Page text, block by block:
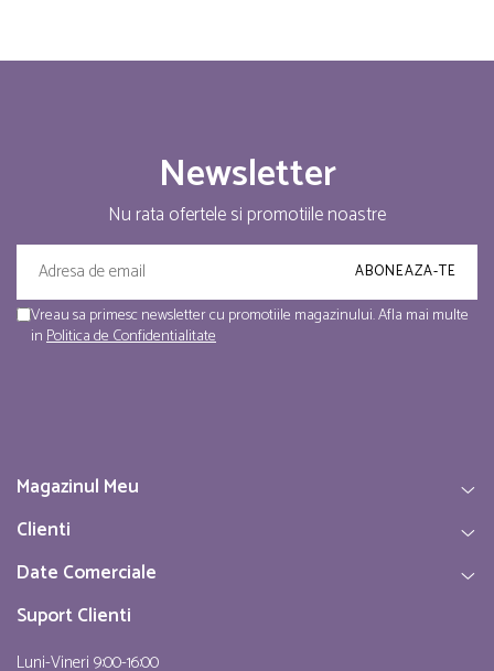
Newsletter
Nu rata ofertele si promotiile noastre
Vreau sa primesc newsletter cu promotiile magazinului. Afla mai multe
inPolitica de Confidentialitate
Magazinul Meu
Clienti
Date Comerciale
Suport Clienti
Luni-Vineri 9:00-16:00